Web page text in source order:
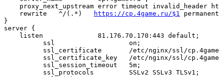
proxy_next_upstream error timeout invalid_header
    rewrite   ^/(.*)
https://cp.4game.ru/$1
}
server {
    listen		81.176.70.170:443 default;
          ssl                  	on;
          ssl_certificate    	/etc/nginx/ssl/cp.4game.ru.pem;
          ssl_certificate_key	/etc/nginx/ssl/cp.4game.ru.pem;
          ssl_session_timeout	5m;
          ssl_protocols  	SSLv2 SSLv3 TLSv1;